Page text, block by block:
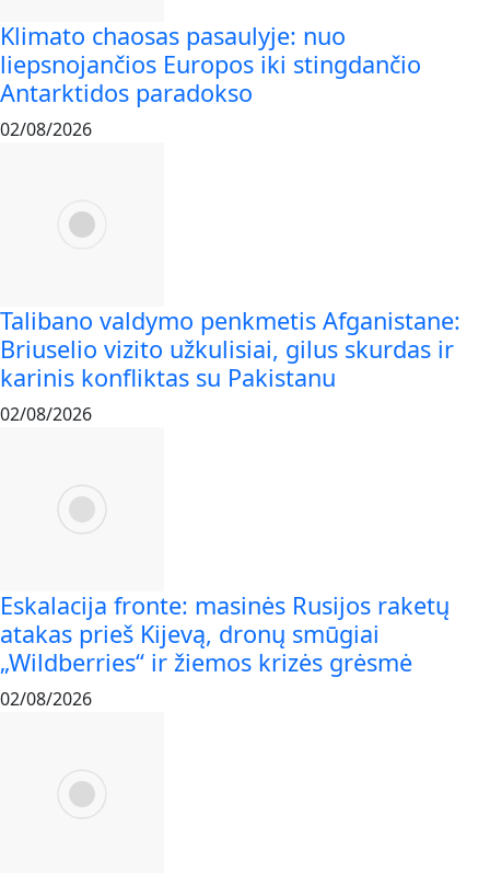
Klimato chaosas pasaulyje: nuo
liepsnojančios Europos iki stingdančio
Antarktidos paradokso
02/08/2026
Talibano valdymo penkmetis Afganistane:
Briuselio vizito užkulisiai, gilus skurdas ir
karinis konfliktas su Pakistanu
02/08/2026
Eskalacija fronte: masinės Rusijos raketų
atakas prieš Kijevą, dronų smūgiai
„Wildberries“ ir žiemos krizės grėsmė
02/08/2026